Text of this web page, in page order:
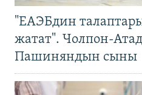
"ЕАЭБдин
жатат". Чолпон-
Пашиняндын сыны